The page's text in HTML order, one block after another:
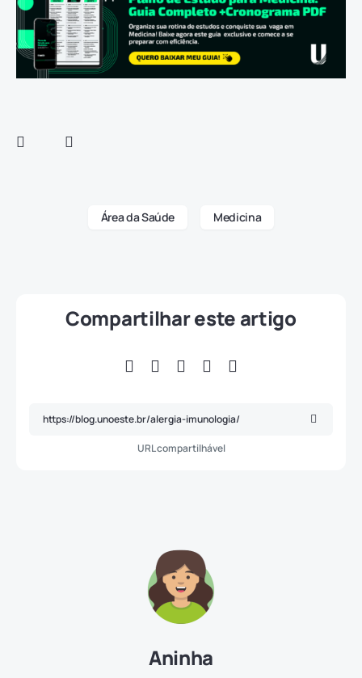
Área da Saúde Medicina
Compartilhar este artigo
URL compartilhável
Aninha